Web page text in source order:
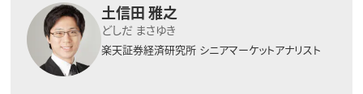
土信田 雅之
どしだ まさゆき
楽天証券経済研究所 シニアマーケットアナリスト